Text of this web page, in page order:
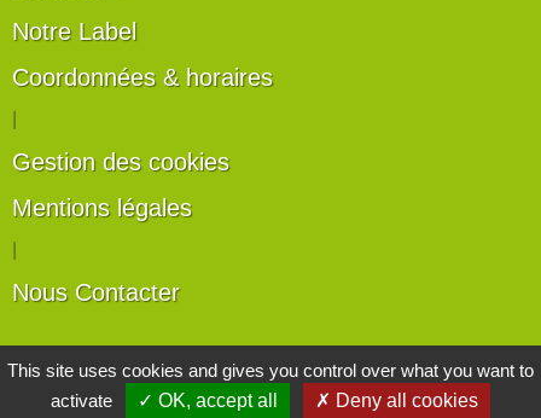
Notre Label
Coordonnées & horaires
Gestion des cookies
Mentions légales
Nous Contacter
Les artisans du végétal
Horticulteurs et pépinièristes de France
This site uses cookies and gives you control over what you want to
activate
✓ OK, accept all ✗ Deny all cookies